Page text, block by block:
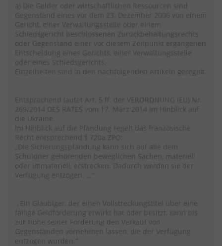
a) Die Gelder oder wirtschaftlichen Ressourcen sind
Gegenstand eines vor dem 23. Dezember 2006 von einem
Gericht, einer Verwaltungsstelle oder einem
Schiedsgericht beschlossenen Zurückbehaltungsrechts
oder Gegenstand einer vor diesem Zeitpunkt ergangenen
Entscheidung eines Gerichts, einer Verwaltungsstelle
oder eines Schiedsgerichts,
Einzelheiten sind in den nachfolgenden Artikeln geregelt.
Entsprechend lautet Art. 5 ff. der VERORDNUNG (EU) Nr.
269/2014 DES RATES vom 17. März 2014 im Hinblick auf
die Ukraine.
Im Hinblick auf die Pfändung regelt das französische
Recht entsprechend § 720a ZPO:
„Die Sicherungspfändung kann sich auf alle dem
Schuldner gehörenden beweglichen Sachen, materiell
oder immateriell, erstrecken. Dadurch werden sie der
Verfügung entzogen. …“
„Ein Gläubiger, der einen Vollstreckungstitel über eine
fällige Geldforderung erwirkt hat oder besitzt, kann bis
zur Höhe seiner Forderung den Verkauf von
Gegenständen vornehmen lassen, die der Verfügung
entzogen wurden.“